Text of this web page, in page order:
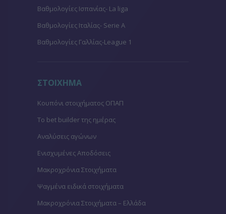
Βαθμολογίες Ισπανίας- La liga
Βαθμολογίες Ιταλίας- Serie A
Βαθμολογίες Γαλλίας-League 1
ΣΤΟΙΧΗΜΑ
Κουπόνι στοιχήματος ΟΠΑΠ
To bet builder της ημέρας
Αναλύσεις αγώνων
Ενισχυμένες Αποδόσεις
Μακροχρόνια Στοιχήματα
Ψαγμένα ειδικά στοιχήματα
Μακροχρόνια Στοιχήματα – Ελλάδα